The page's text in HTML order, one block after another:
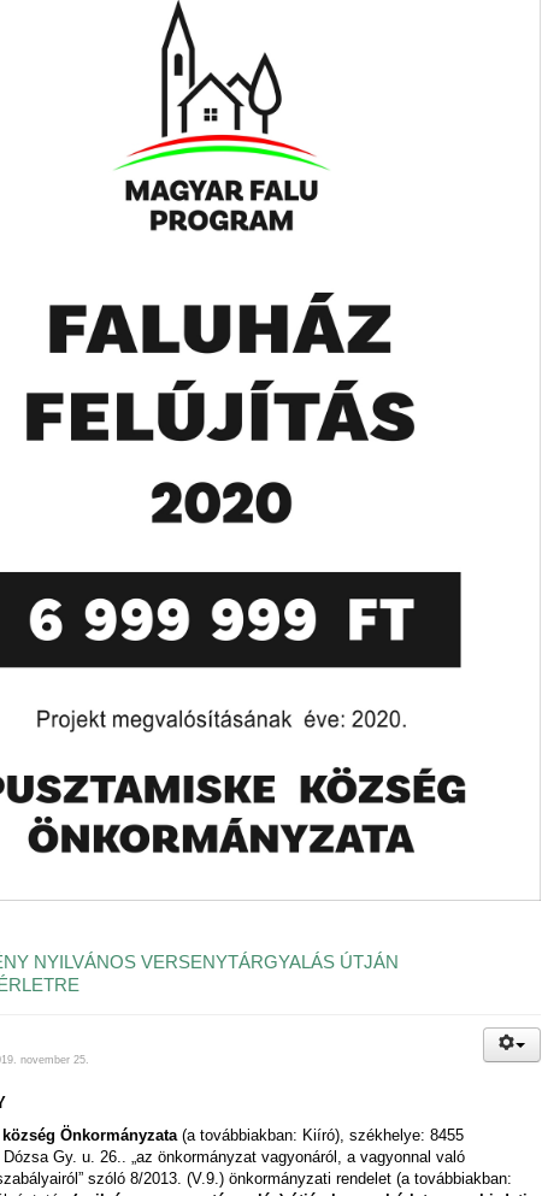
NYILVÁNOS VERSENYTÁRGYALÁS ÚTJÁN
november 25.
Önkormányzata(a továbbiakban: Kiíró), székhelye: 8455
Gy. u. 26.. „az önkormányzat vagyonáról, a vagyonnal való
szóló 8/2013. (V.9.) önkormányzati rendelet (a továbbiakban: